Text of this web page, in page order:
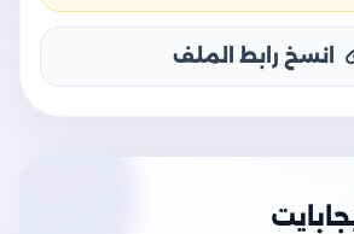
انسخ رابط الملف